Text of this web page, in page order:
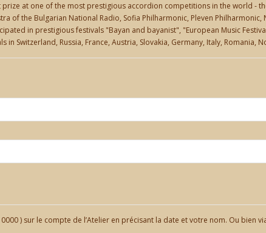
at one of the most prestigious accordion competitions in the world -
of the Bulgarian National Radio, Sofia Philharmonic, Pleven
in prestigious festivals "Bayan and bayanist", "European Music
Switzerland, Russia, France, Austria, Slovakia, Germany, Italy, Romania,
) sur le compte de l’Atelier en précisant la date et votre nom. Ou bien